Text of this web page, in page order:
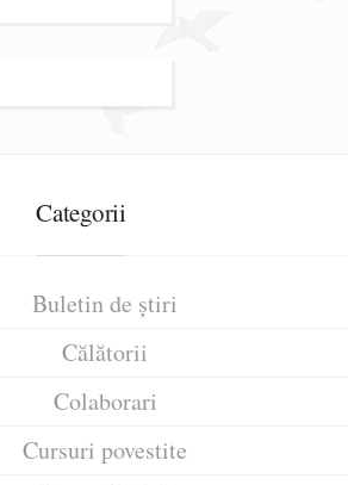
Categorii
Buletin de știri
Călătorii
Colaborari
Cursuri povestite